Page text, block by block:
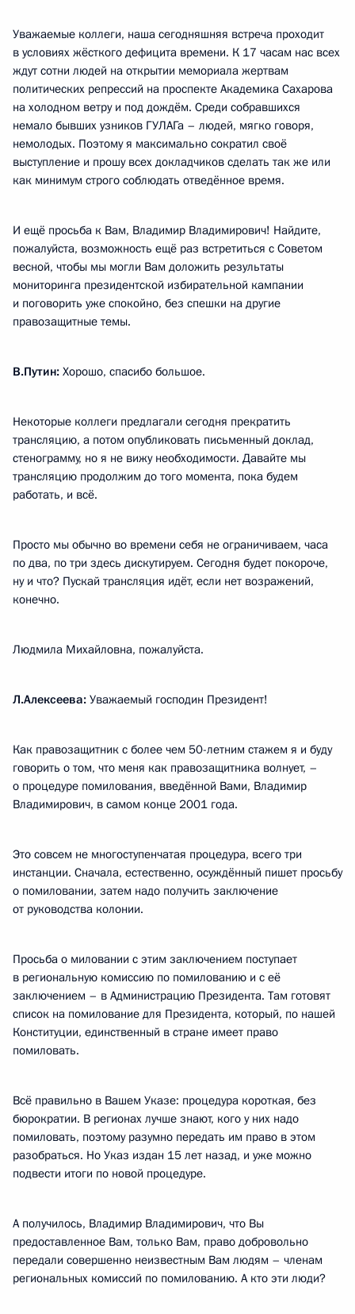
Уважаемые коллеги, наша сегодняшняя встреча проходит
в условиях жёсткого дефицита времени. К 17 часам нас всех
ждут сотни людей на открытии мемориала жертвам
политических репрессий на проспекте Академика Сахарова
на холодном ветру и под дождём. Среди собравшихся
немало бывших узников ГУЛАГа – людей, мягко говоря,
немолодых. Поэтому я максимально сократил своё
выступление и прошу всех докладчиков сделать так же или
как минимум строго соблюдать отведённое время.
И ещё просьба к Вам, Владимир Владимирович! Найдите,
пожалуйста, возможность ещё раз встретиться с Советом
весной, чтобы мы могли Вам доложить результаты
мониторинга президентской избирательной кампании
и поговорить уже спокойно, без спешки на другие
правозащитные темы.
В.Путин: Хорошо, спасибо большое.
Некоторые коллеги предлагали сегодня прекратить
трансляцию, а потом опубликовать письменный доклад,
стенограмму, но я не вижу необходимости. Давайте мы
трансляцию продолжим до того момента, пока будем
работать, и всё.
Просто мы обычно во времени себя не ограничиваем, часа
по два, по три здесь дискутируем. Сегодня будет покороче,
ну и что? Пускай трансляция идёт, если нет возражений,
конечно.
Людмила Михайловна, пожалуйста.
Л.Алексеева: Уважаемый господин Президент!
Как правозащитник с более чем 50-летним стажем я и буду
говорить о том, что меня как правозащитника волнует, –
о процедуре помилования, введённой Вами, Владимир
Владимирович, в самом конце 2001 года.
Это совсем не многоступенчатая процедура, всего три
инстанции. Сначала, естественно, осуждённый пишет просьбу
о помиловании, затем надо получить заключение
от руководства колонии.
Просьба о миловании с этим заключением поступает
в региональную комиссию по помилованию и с её
заключением – в Администрацию Президента. Там готовят
список на помилование для Президента, который, по нашей
Конституции, единственный в стране имеет право
помиловать.
Всё правильно в Вашем Указе: процедура короткая, без
бюрократии. В регионах лучше знают, кого у них надо
помиловать, поэтому разумно передать им право в этом
разобраться. Но Указ издан 15 лет назад, и уже можно
подвести итоги по новой процедуре.
А получилось, Владимир Владимирович, что Вы
предоставленное Вам, только Вам, право добровольно
передали совершенно неизвестным Вам людям – членам
региональных комиссий по помилованию. А кто эти люди?